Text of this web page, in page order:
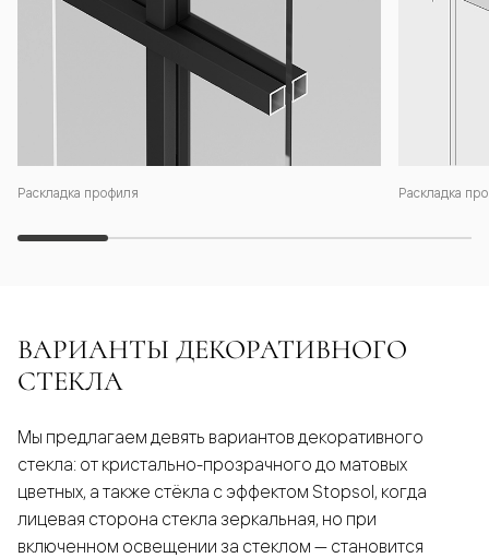
Раскладка профиля Раскладка
ВАРИАНТЫ ДЕКОРАТИВНОГО
СТЕКЛА
Мы предлагаем девять вариантов декоративного
стекла: от кристально-прозрачного до матовых
цветных, а также стёкла с эффектом Stopsol, когда
лицевая сторона стекла зеркальная, но при
включенном освещении за стеклом — становится